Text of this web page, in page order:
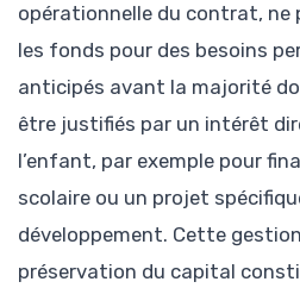
opérationnelle du contrat, ne
les fonds pour des besoins
anticipés avant la majorité
être justifiés par un intérêt
l’enfant, par exemple pour
scolaire ou un projet
développement. Cette
préservation du capital